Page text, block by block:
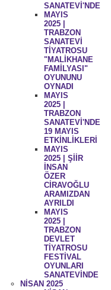
SANATEVİ'NDE
MAYIS
2025 |
TRABZON
SANATEVİ
TİYATROSU
"MALİKHANE
FAMİLYASI"
OYUNUNU
OYNADI
MAYIS
2025 |
TRABZON
SANATEVİ'NDE
19 MAYIS
ETKİNLİKLERİ
MAYIS
2025 | ŞİİR
İNSAN
ÖZER
CİRAVOĞLU
ARAMIZDAN
AYRILDI
MAYIS
2025 |
TRABZON
DEVLET
TİYATROSU
FESTİVAL
OYUNLARI
SANATEVİNDE
NİSAN 2025